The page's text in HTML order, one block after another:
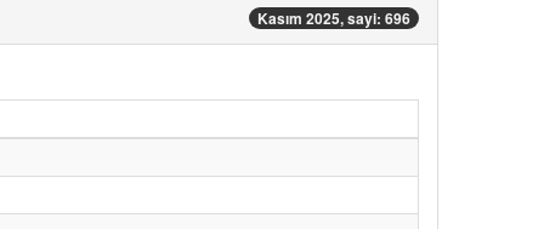
Kasım 2025, sayi: 696